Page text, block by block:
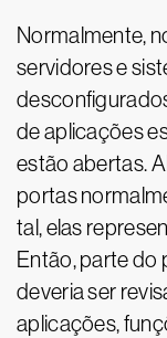
Normalmente,
servidores e
de aplicações
estão abertas.
portas
tal, elas
Então, parte do
deveria ser
aplicações,